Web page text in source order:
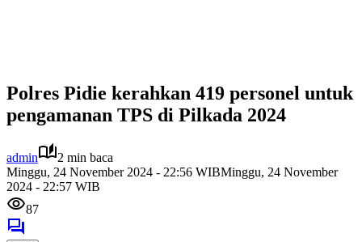
Polres Pidie kerahkan 419 personel untuk
pengamanan TPS di Pilkada 2024
admin
2 min baca
Minggu, 24 November 2024 - 22:56 WIBMinggu, 24 November
2024 - 22:57 WIB
87